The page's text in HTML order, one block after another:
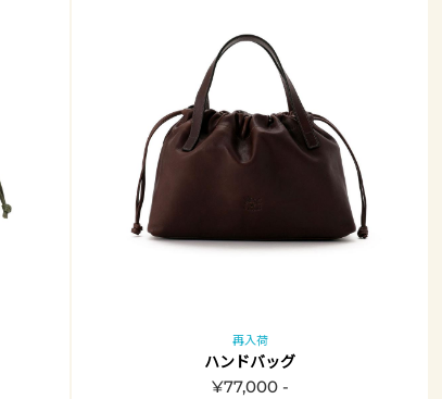
再入荷
ハンドバッグ
¥77,000 -